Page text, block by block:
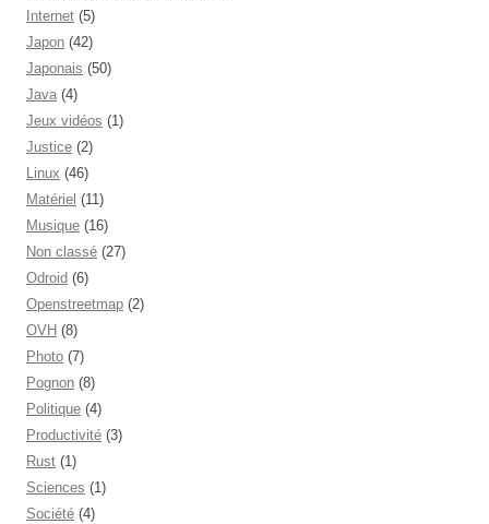
Internet (5)
Japon (42)
Japonais (50)
Java (4)
Jeux vidéos (1)
Justice (2)
Linux (46)
Matériel (11)
Musique (16)
Non classé (27)
Odroid (6)
Openstreetmap (2)
OVH (8)
Photo (7)
Pognon (8)
Politique (4)
Productivité (3)
Rust (1)
Sciences (1)
Société (4)